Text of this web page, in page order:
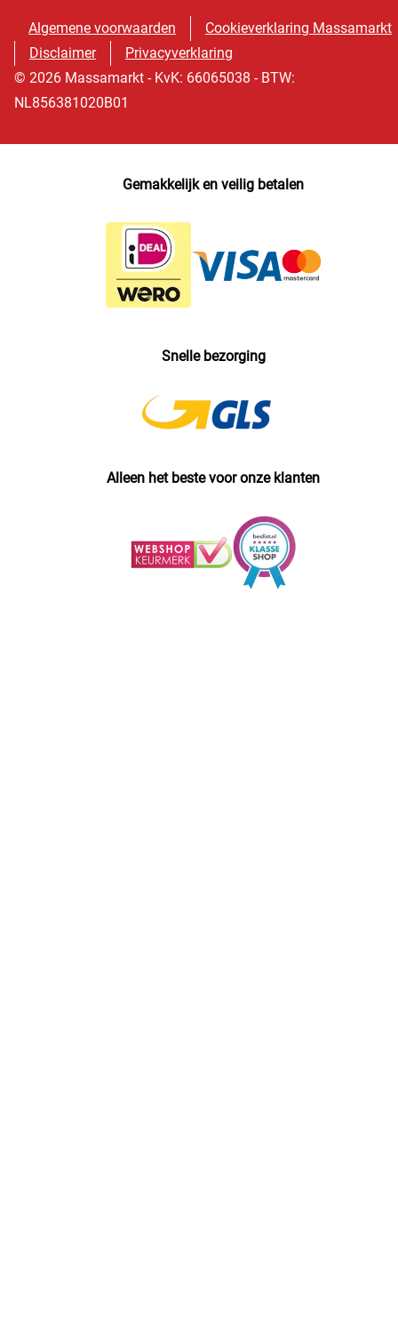
Algemene voorwaarden
Cookieverklaring Massamarkt
Disclaimer
Privacyverklaring
© 2026 Massamarkt - KvK: 66065038 - BTW:
NL856381020B01
Gemakkelijk en veilig betalen
Snelle bezorging
Alleen het beste voor onze klanten